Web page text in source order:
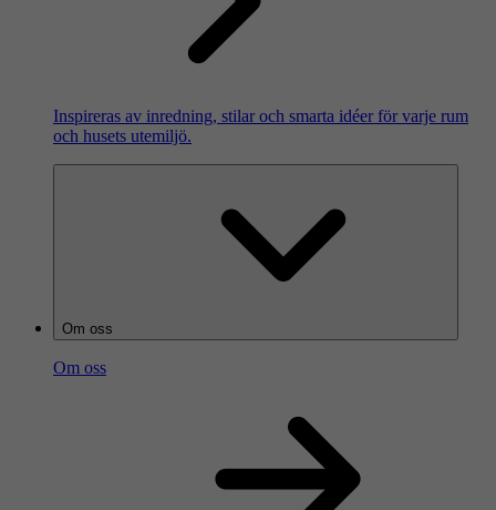
Inspireras av inredning, stilar och smarta idéer för varje rum
och husets utemiljö.
Om oss
Om oss